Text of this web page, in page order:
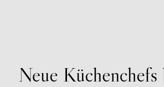
Neue